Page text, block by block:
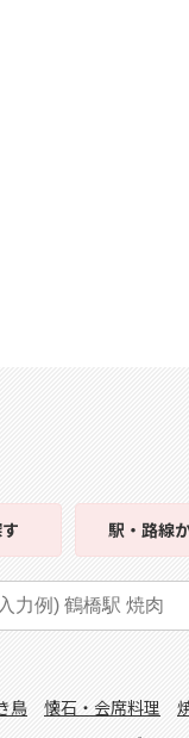
駅・路線
鳥 懐石・会席料理